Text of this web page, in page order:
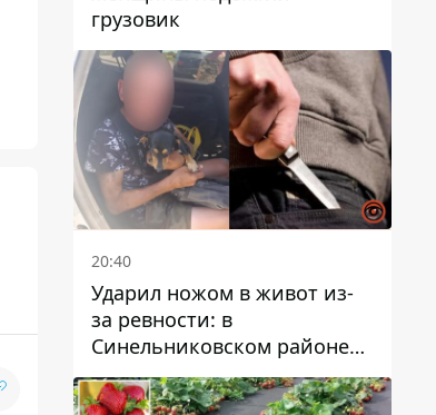
грузовик
20:40
Ударил ножом в живот из-
за ревности: в
Синельниковском районе
задержали 49-летнего
мужчину за убийство